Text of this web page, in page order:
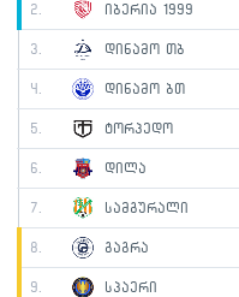
2. იბერია 1999
3. დინამო თბ
4. დინამო ბთ
5. ტორპედო
6. დილა
7. სამგურალი
8. გაგრა
9. სპაერი